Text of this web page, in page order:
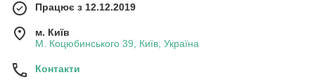
Працює з 12.12.2019
м. Київ
М. Коцюбинського 39, Київ, Україна
Контакти